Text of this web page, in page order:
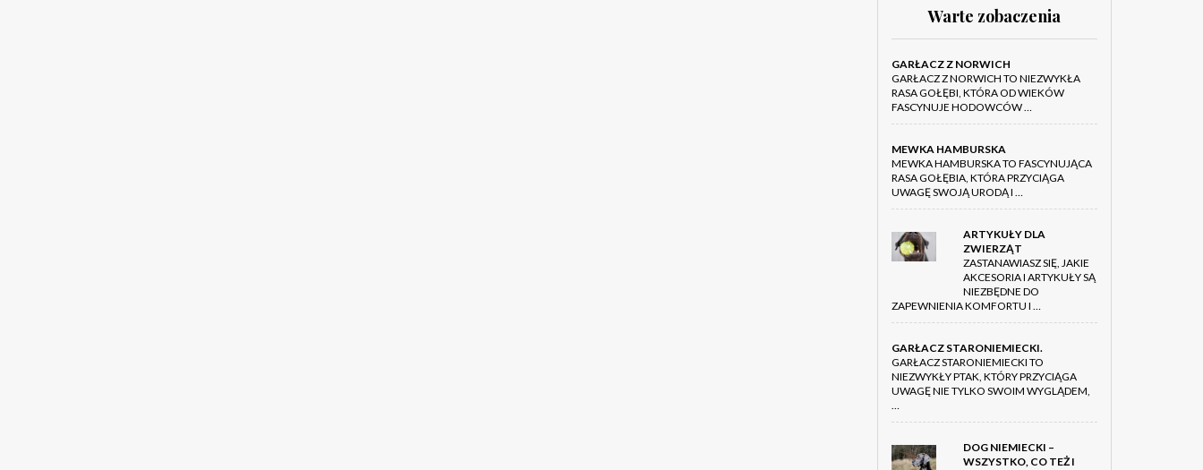
Warte zobaczenia
GARŁACZ Z NORWICH
GARŁACZ Z NORWICH TO NIEZWYKŁA
RASA GOŁĘBI, KTÓRA OD WIEKÓW
FASCYNUJE HODOWCÓW …
MEWKA HAMBURSKA
MEWKA HAMBURSKA TO FASCYNUJĄCA
RASA GOŁĘBIA, KTÓRA PRZYCIĄGA
UWAGĘ SWOJĄ URODĄ I …
ARTYKUŁY DLA
ZWIERZĄT
ZASTANAWIASZ SIĘ, JAKIE
AKCESORIA I ARTYKUŁY SĄ
NIEZBĘDNE DO
ZAPEWNIENIA KOMFORTU I …
GARŁACZ STARONIEMIECKI.
GARŁACZ STARONIEMIECKI TO
NIEZWYKŁY PTAK, KTÓRY PRZYCIĄGA
UWAGĘ NIE TYLKO SWOIM WYGLĄDEM,
…
DOG NIEMIECKI –
WSZYSTKO, CO TEŻ I